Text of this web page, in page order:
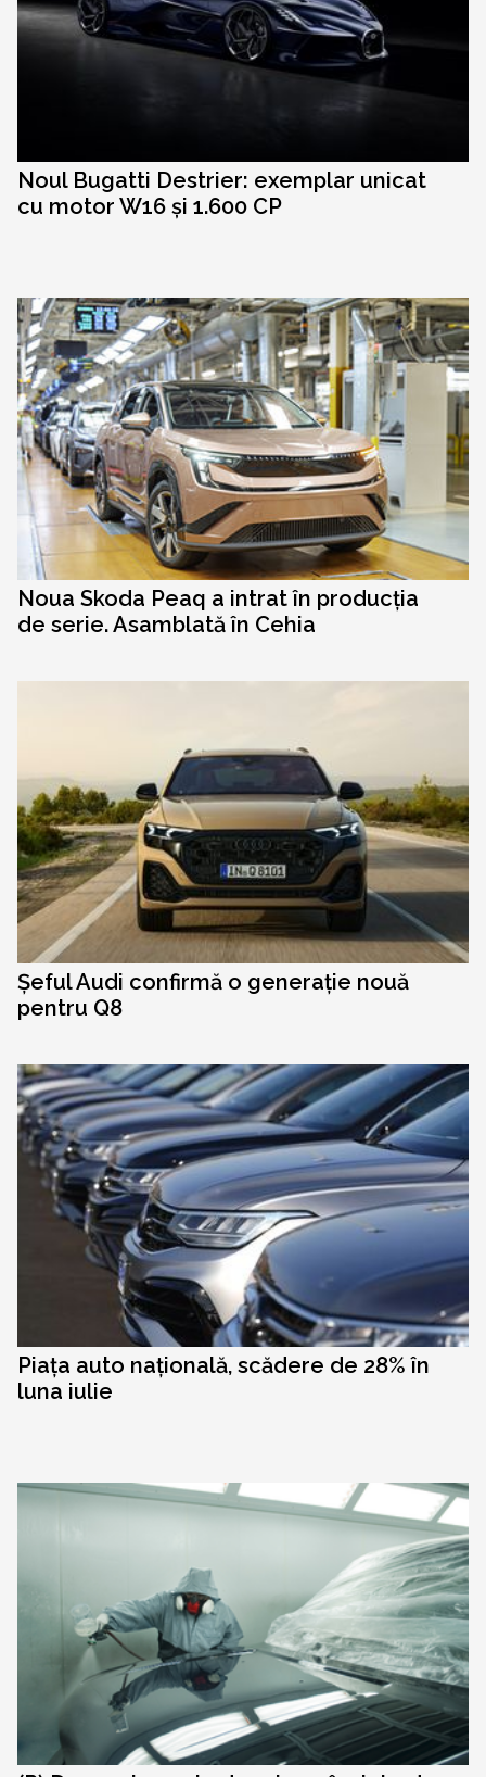
Noul Bugatti Destrier: exemplar unicat
cu motor W16 și 1.600 CP
Noua Skoda Peaq a intrat în producția
de serie. Asamblată în Cehia
Șeful Audi confirmă o generație nouă
pentru Q8
Piața auto națională, scădere de 28% în
luna iulie